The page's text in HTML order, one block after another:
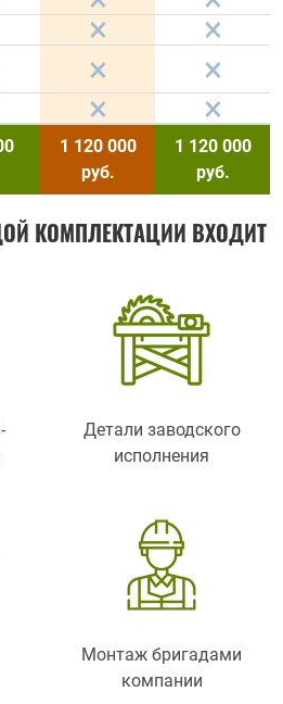
1 120 000
руб.
1 120 000
руб.
КОМПЛЕКТАЦИИ ВХОДИТ
Детали заводского
исполнения
Монтаж бригадами
компании